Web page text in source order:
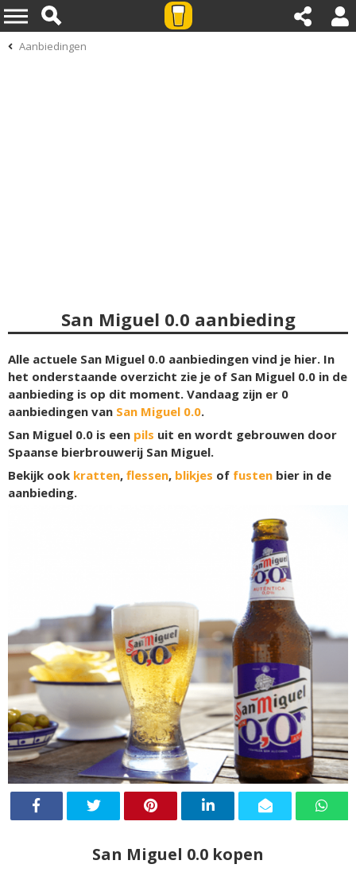
Aanbiedingen
San Miguel 0.0 aanbieding
Alle actuele San Miguel 0.0 aanbiedingen vind je hier. In
het onderstaande overzicht zie je of San Miguel 0.0 in de
aanbieding is op dit moment. Vandaag zijn er 0
aanbiedingen van San Miguel 0.0.
San Miguel 0.0 is een pils uit en wordt gebrouwen door
Spaanse bierbrouwerij San Miguel.
Bekijk ook kratten, flessen, blikjes of fusten bier in de
aanbieding.
San Miguel 0.0 kopen